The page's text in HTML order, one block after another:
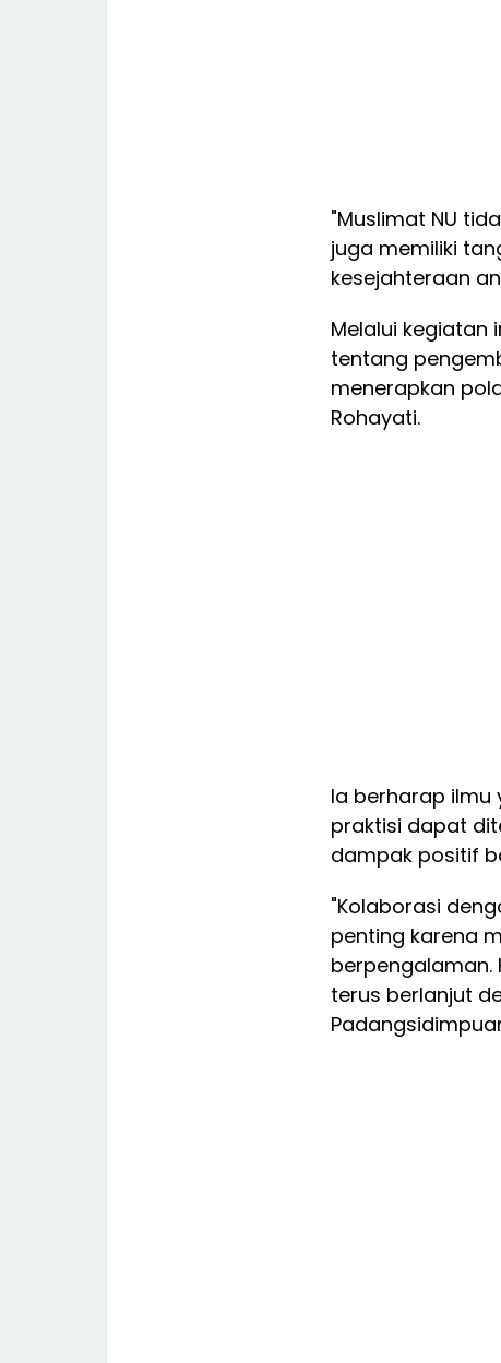
"Muslimat NU
juga memiliki
kesejahteraan
Melalui kegiatan
tentang
menerapkan
Rohayati.
Ia berharap
praktisi dapat
dampak positif
"Kolaborasi
penting karena
berpengalaman.
terus berlanjut